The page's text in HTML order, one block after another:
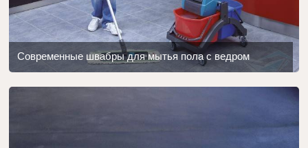
Современные швабры для мытья пола с ведром